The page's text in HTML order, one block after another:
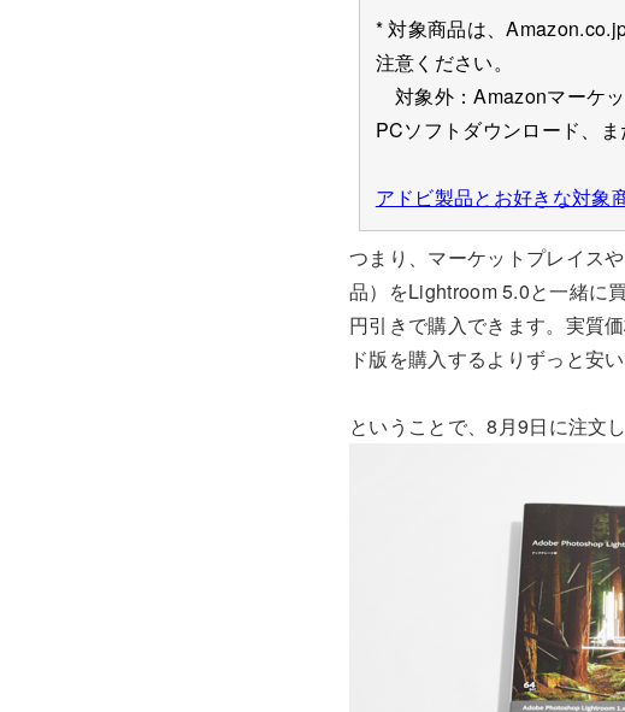
* 対象商品は、
注意ください。
対象外：Amazonマーケ
PCソフトダウンロード、
アドビ製品とお好きな対象
つまり、マーケットプレイス
品）をLightroom 5.0と一緒に
円引きで購入できます。実質
ド版を購入するよりずっと安
ということで、8月9日に注文